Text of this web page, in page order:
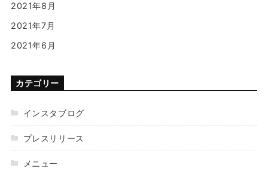
2021年8月
2021年7月
2021年6月
カテゴリー
インスタブログ
プレスリリース
メニュー